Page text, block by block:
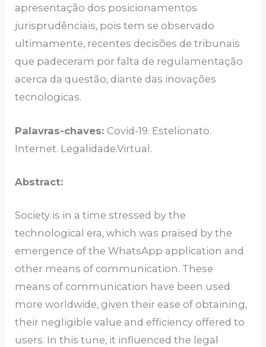
apresentação dos posicionamentos
jurisprudênciais, pois tem se observado
ultimamente, recentes decisões de tribunais
que padeceram por falta de regulamentação
acerca da questão, diante das inovações
tecnologicas.
Palavras-chaves: Covid-19. Estelionato.
Internet. Legalidade.Virtual.
Abstract:
Society is in a time stressed by the
technological era, which was praised by the
emergence of the WhatsApp application and
other means of communication. These
means of communication have been used
more worldwide, given their ease of obtaining,
their negligible value and efficiency offered to
users. In this tune, it influenced the legal